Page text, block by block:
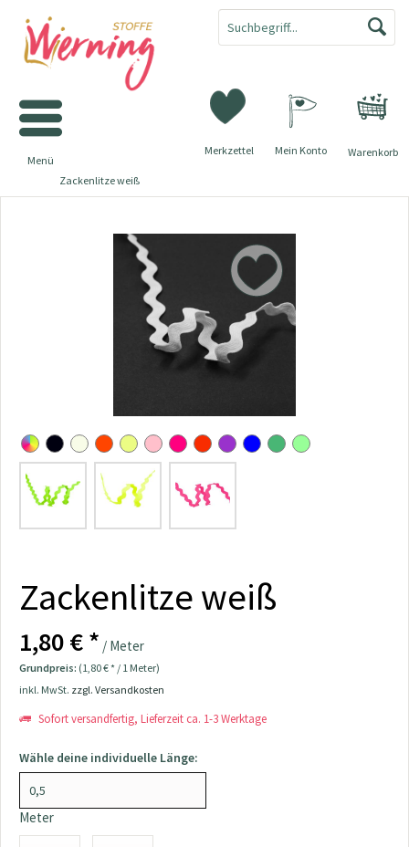
Warenkorb
Merkzettel Mein Konto
Menü
Zackenlitze weiß
Zackenlitze weiß
1,80 € * / Meter
Grundpreis: (1,80 € * / 1 Meter)
inkl. MwSt. zzgl. Versandkosten
Sofort versandfertig, Lieferzeit ca. 1-3 Werktage
Wähle deine individuelle Länge:
Meter